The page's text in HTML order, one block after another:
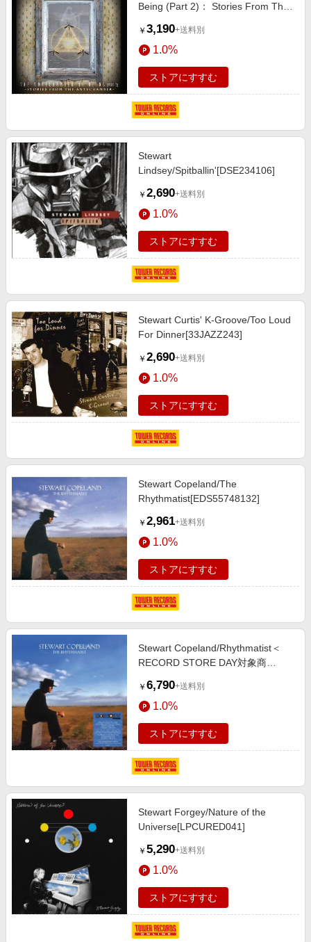
Being (Part 2)： Stories From The
￥ 3,190+送料別
1.0%
ストアにすすむ
Stewart
Lindsey/Spitballin'[DSE234106]
￥ 2,690+送料別
1.0%
ストアにすすむ
Stewart Curtis' K-Groove/Too Loud
For Dinner[33JAZZ243]
￥ 2,690+送料別
1.0%
ストアにすすむ
Stewart Copeland/The
Rhythmatist[EDS55748132]
￥ 2,961+送料別
1.0%
ストアにすすむ
Stewart Copeland/Rhythmatist＜
RECORD STORE DAY対象商
[DEMREC1336]
￥ 6,790+送料別
1.0%
ストアにすすむ
Stewart Forgey/Nature of the
Universe[LPCURED041]
￥ 5,290+送料別
1.0%
ストアにすすむ